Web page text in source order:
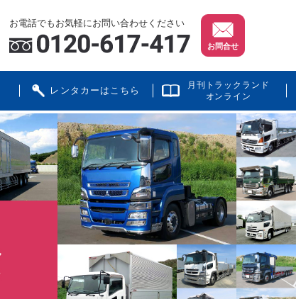
お電話でもお気軽にお問い合わせください
お問合せ
レンタカーはこちら
月刊トラックランド
オンライン